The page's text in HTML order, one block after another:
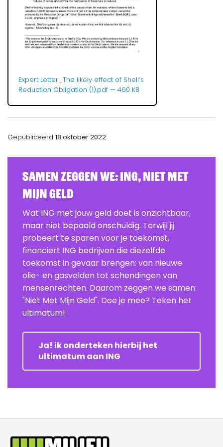
Expert Letter_The likely effect of Shell’s
Reduction Obligation (1).pdf — 460 KB
Gepubliceerd 18 oktober 2022
Samen zeggen we: ING, Niet Met
Mijn Geld
Wat ING met jouw geld doet is onzichtbaar,
maar niet bepaald onschuldig. Terwijl jij
probeert te sparen voor je toekomst,
financiert ING bedrijven die diezelfde
toekomst in gevaar brengen: van nieuwe
olie- en gasvelden tot schendingen van
mensenrechten. Daarom zeggen we samen:
"Niet Met Mijn Geld". Doe je mee? Teken het
ultimatum!
Ja! ik onderteken hierbij het
ultimatum aan ING